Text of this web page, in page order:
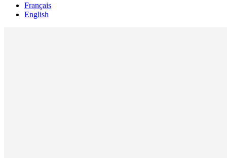
Français
English